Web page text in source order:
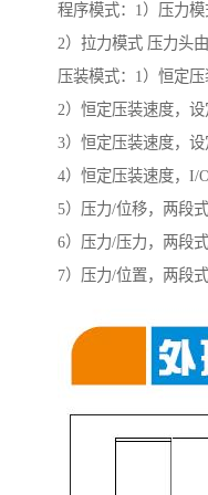
程序模式：1）压力模
2）拉力模式 压力头
压装模式：1）恒定压
2）恒定压装速度，设
3）恒定压装速度，设
4）恒定压装速度，I/
5）压力/位移，两段式
6）压力/压力，两段式
7）压力/位置，两段